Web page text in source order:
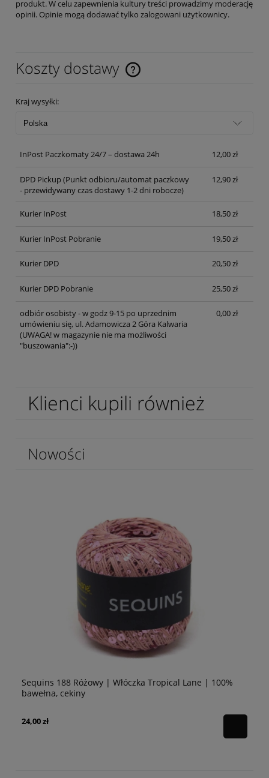
produkt. W celu zapewnienia kultury treści prowadzimy moderację
opinii. Opinie mogą dodawać tylko zalogowani użytkownicy.
Koszty dostawy
Cena nie zawiera ewentualnych kosztów płatności
Kraj wysyłki:
InPost Paczkomaty 24/7 – dostawa 24h 12,00 zł
DPD Pickup(Punkt odbioru/automat paczkowy
- przewidywany czas dostawy 1-2 dni robocze)
12,90 zł
Kurier InPost 18,50 zł
Kurier InPost Pobranie 19,50 zł
Kurier DPD 20,50 zł
Kurier DPD Pobranie 25,50 zł
odbiór osobisty - w godz 9-15 po uprzednim
umówieniu się, ul. Adamowicza 2 Góra Kalwaria
(UWAGA! w magazynie nie ma możliwości
"buszowania":-))
0,00 zł
Klienci kupili również
Nowości
Sequins 188 Różowy | Włóczka Tropical Lane | 100%
bawełna, cekiny
24,00 zł